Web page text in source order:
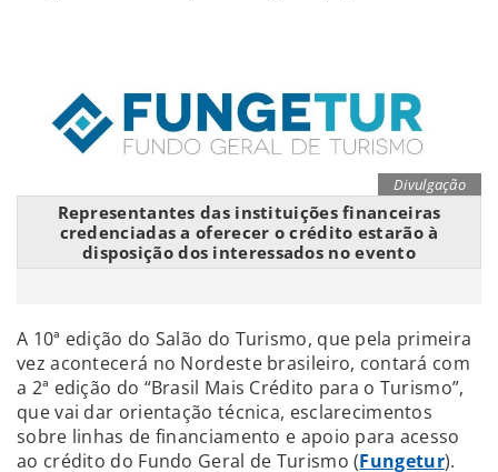
Divulgação
Representantes das instituições financeiras
credenciadas a oferecer o crédito estarão à
disposição dos interessados no evento
A 10ª edição do Salão do Turismo, que pela primeira
vez acontecerá no Nordeste brasileiro, contará com
a 2ª edição do “Brasil Mais Crédito para o Turismo”,
que vai dar orientação técnica, esclarecimentos
sobre linhas de financiamento e apoio para acesso
ao crédito do Fundo Geral de Turismo (Fungetur).